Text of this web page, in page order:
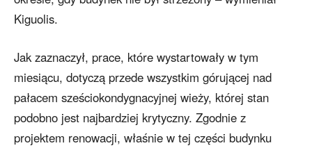
Kiguolis.
Jak zaznaczył, prace, które wystartowały w tym
miesiącu, dotyczą przede wszystkim górującej nad
pałacem sześciokondygnacyjnej wieży, której stan
podobno jest najbardziej krytyczny. Zgodnie z
projektem renowacji, właśnie w tej części budynku